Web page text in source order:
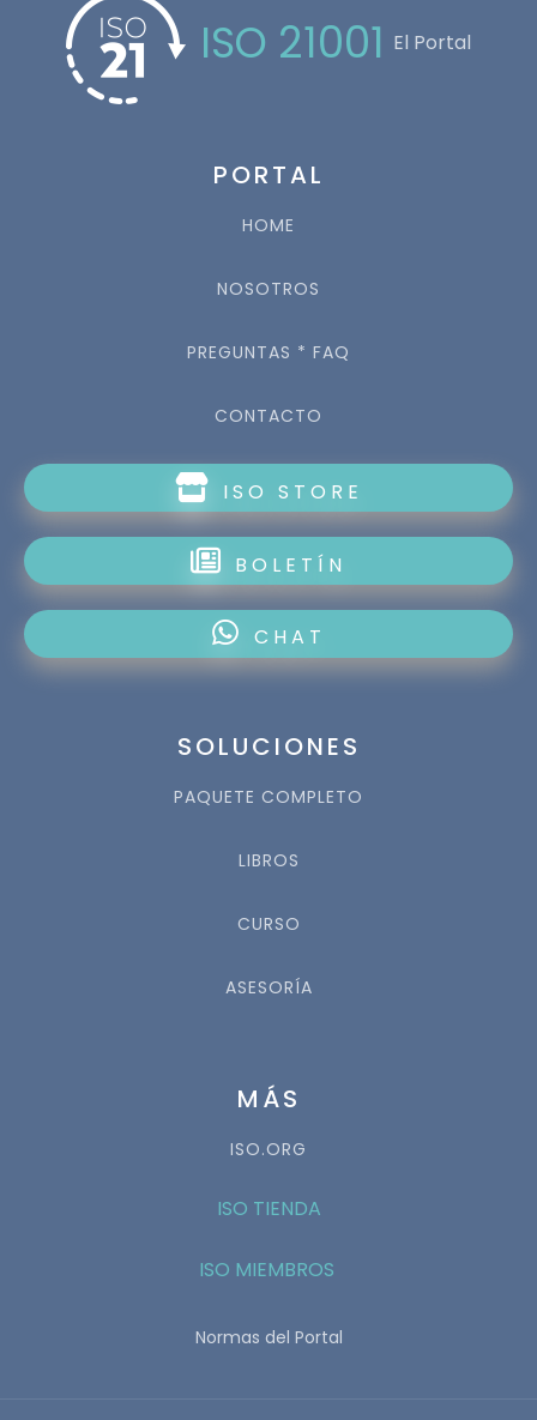
ISO 21001 El Portal
PORTAL
HOME
NOSOTROS
PREGUNTAS * FAQ
CONTACTO
ISO STORE
BOLETÍN
CHAT
SOLUCIONES
PAQUETE COMPLETO
LIBROS
CURSO
ASESORÍA
MÁS
ISO.ORG
ISO TIENDA
ISO MIEMBROS
Normas del Portal